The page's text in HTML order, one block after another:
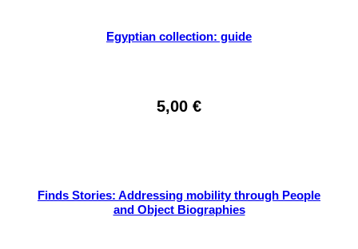
Egyptian collection: guide
5,00 €
Finds Stories: Addressing mobility through People
and Object Biographies